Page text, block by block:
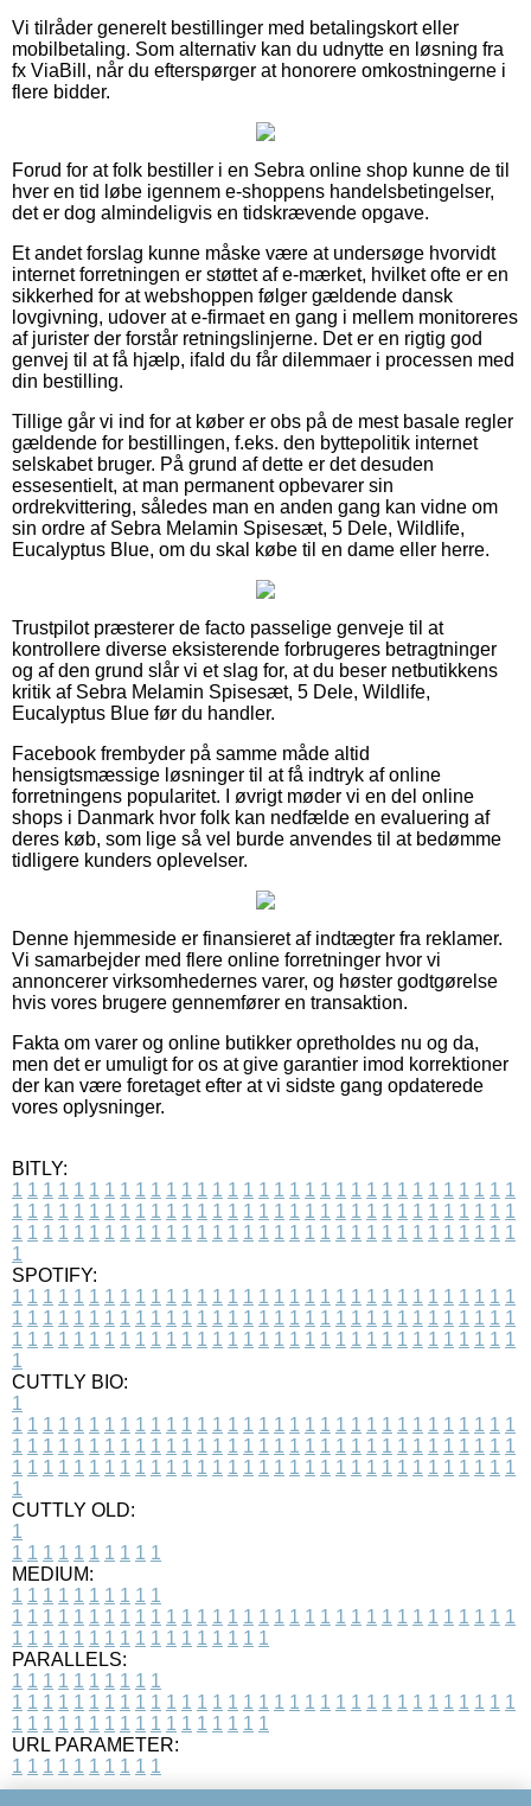
Vi tilråder generelt bestillinger med betalingskort eller
mobilbetaling. Som alternativ kan du udnytte en løsning fra
fx ViaBill, når du efterspørger at honorere omkostningerne i
flere bidder.
Forud for at folk bestiller i en Sebra online shop kunne de til
hver en tid løbe igennem e-shoppens handelsbetingelser,
det er dog almindeligvis en tidskrævende opgave.
Et andet forslag kunne måske være at undersøge hvorvidt
internet forretningen er støttet af e-mærket, hvilket ofte er en
sikkerhed for at webshoppen følger gældende dansk
lovgivning, udover at e-firmaet en gang i mellem monitoreres
af jurister der forstår retningslinjerne. Det er en rigtig god
genvej til at få hjælp, ifald du får dilemmaer i processen med
din bestilling.
Tillige går vi ind for at køber er obs på de mest basale regler
gældende for bestillingen, f.eks. den byttepolitik internet
selskabet bruger. På grund af dette er det desuden
essesentielt, at man permanent opbevarer sin
ordrekvittering, således man en anden gang kan vidne om
sin ordre af Sebra Melamin Spisesæt, 5 Dele, Wildlife,
Eucalyptus Blue, om du skal købe til en dame eller herre.
Trustpilot præsterer de facto passelige genveje til at
kontrollere diverse eksisterende forbrugeres betragtninger
og af den grund slår vi et slag for, at du beser netbutikkens
kritik af Sebra Melamin Spisesæt, 5 Dele, Wildlife,
Eucalyptus Blue før du handler.
Facebook frembyder på samme måde altid
hensigtsmæssige løsninger til at få indtryk af online
forretningens popularitet. I øvrigt møder vi en del online
shops i Danmark hvor folk kan nedfælde en evaluering af
deres køb, som lige så vel burde anvendes til at bedømme
tidligere kunders oplevelser.
Denne hjemmeside er finansieret af indtægter fra reklamer.
Vi samarbejder med flere online forretninger hvor vi
annoncerer virksomhedernes varer, og høster godtgørelse
hvis vores brugere gennemfører en transaktion.
Fakta om varer og online butikker opretholdes nu og da,
men det er umuligt for os at give garantier imod korrektioner
der kan være foretaget efter at vi sidste gang opdaterede
vores oplysninger.
BITLY:
1 1 1 1 1 1 1 1 1 1 1 1 1 1 1 1 1 1 1 1 1 1 1 1 1 1 1 1 1 1 1 1 1
1 1 1 1 1 1 1 1 1 1 1 1 1 1 1 1 1 1 1 1 1 1 1 1 1 1 1 1 1 1 1 1 1
1 1 1 1 1 1 1 1 1 1 1 1 1 1 1 1 1 1 1 1 1 1 1 1 1 1 1 1 1 1 1 1 1
1
SPOTIFY:
1 1 1 1 1 1 1 1 1 1 1 1 1 1 1 1 1 1 1 1 1 1 1 1 1 1 1 1 1 1 1 1 1
1 1 1 1 1 1 1 1 1 1 1 1 1 1 1 1 1 1 1 1 1 1 1 1 1 1 1 1 1 1 1 1 1
1 1 1 1 1 1 1 1 1 1 1 1 1 1 1 1 1 1 1 1 1 1 1 1 1 1 1 1 1 1 1 1 1
1
CUTTLY BIO:
1
1 1 1 1 1 1 1 1 1 1 1 1 1 1 1 1 1 1 1 1 1 1 1 1 1 1 1 1 1 1 1 1 1
1 1 1 1 1 1 1 1 1 1 1 1 1 1 1 1 1 1 1 1 1 1 1 1 1 1 1 1 1 1 1 1 1
1 1 1 1 1 1 1 1 1 1 1 1 1 1 1 1 1 1 1 1 1 1 1 1 1 1 1 1 1 1 1 1 1
1
CUTTLY OLD:
1
1 1 1 1 1 1 1 1 1 1
MEDIUM:
1 1 1 1 1 1 1 1 1 1
1 1 1 1 1 1 1 1 1 1 1 1 1 1 1 1 1 1 1 1 1 1 1 1 1 1 1 1 1 1 1 1 1
1 1 1 1 1 1 1 1 1 1 1 1 1 1 1 1 1
PARALLELS:
1 1 1 1 1 1 1 1 1 1
1 1 1 1 1 1 1 1 1 1 1 1 1 1 1 1 1 1 1 1 1 1 1 1 1 1 1 1 1 1 1 1 1
1 1 1 1 1 1 1 1 1 1 1 1 1 1 1 1 1
URL PARAMETER:
1 1 1 1 1 1 1 1 1 1